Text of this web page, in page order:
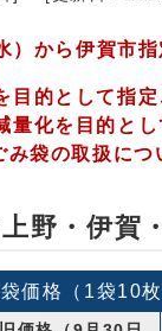
から伊賀市
目的として指
量化を目的と
袋の取扱につ
野・伊賀
価格（1袋10枚